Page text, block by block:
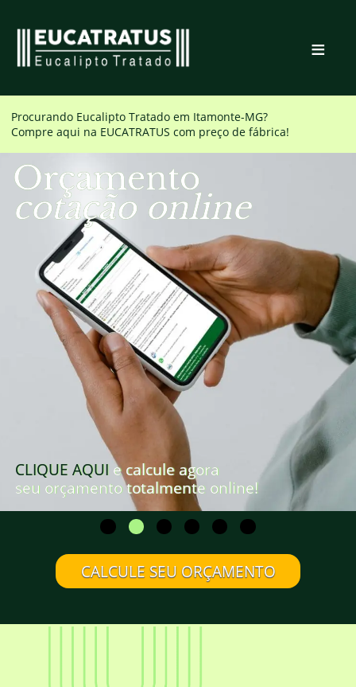
≡
Procurando Eucalipto Tratado em Itamonte-MG?
Compre aqui na EUCATRATUS com preço de fábrica!
Orçamento
cotação online
CLIQUE AQUI e calcule agora
seu orçamento totalmente online!
CALCULE SEU ORÇAMENTO